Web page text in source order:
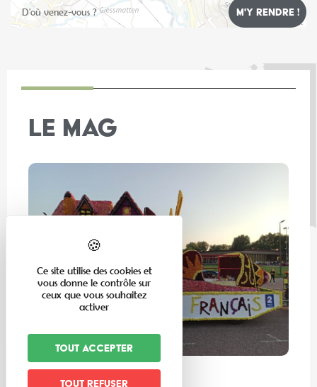
Leaflet
LE MAG
En famille
Ce site utilise des cookies et
vous donne le contrôle sur
ceux que vous souhaitez
activer
Tout accepter
Tout refuser